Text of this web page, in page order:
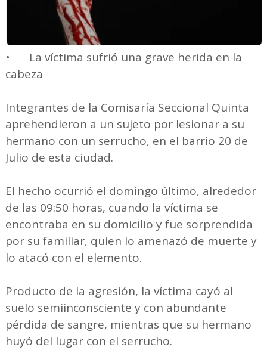
•
La víctima sufrió una grave herida en la
cabeza
Integrantes de la Comisaría Seccional Quinta
aprehendieron a un sujeto por lesionar a su
hermano con un serrucho, en el barrio 20 de
Julio de esta ciudad.
El hecho ocurrió el domingo último, alrededor
de las 09:50 horas, cuando la víctima se
encontraba en su domicilio y fue sorprendida
por su familiar, quien lo amenazó de muerte y
lo atacó con el elemento.
Producto de la agresión, la víctima cayó al
suelo semiinconsciente y con abundante
pérdida de sangre, mientras que su hermano
huyó del lugar con el serrucho.